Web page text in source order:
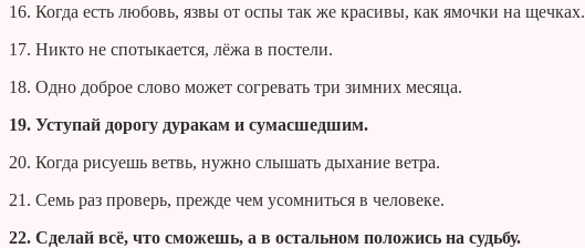
16. Когда есть любовь, язвы от оспы так же красивы, как ямочки на щечках.
17. Никто не спотыкается, лёжа в постели.
18. Одно доброе слово может согревать три зимних месяца.
19. Уступай дорогу дуракам и сумасшедшим.
20. Когда рисуешь ветвь, нужно слышать дыхание ветра.
21. Семь раз проверь, прежде чем усомниться в человеке.
22. Сделай всё, что сможешь, а в остальном положись на судьбу.